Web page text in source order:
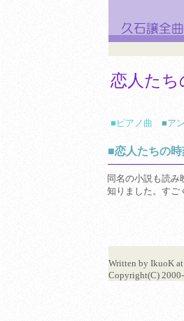
恋人たち
■ピアノ曲 ■ア
■恋人たちの時
同名の小説も読
知りました。すご
Written by IkuoK
Copyright(C)